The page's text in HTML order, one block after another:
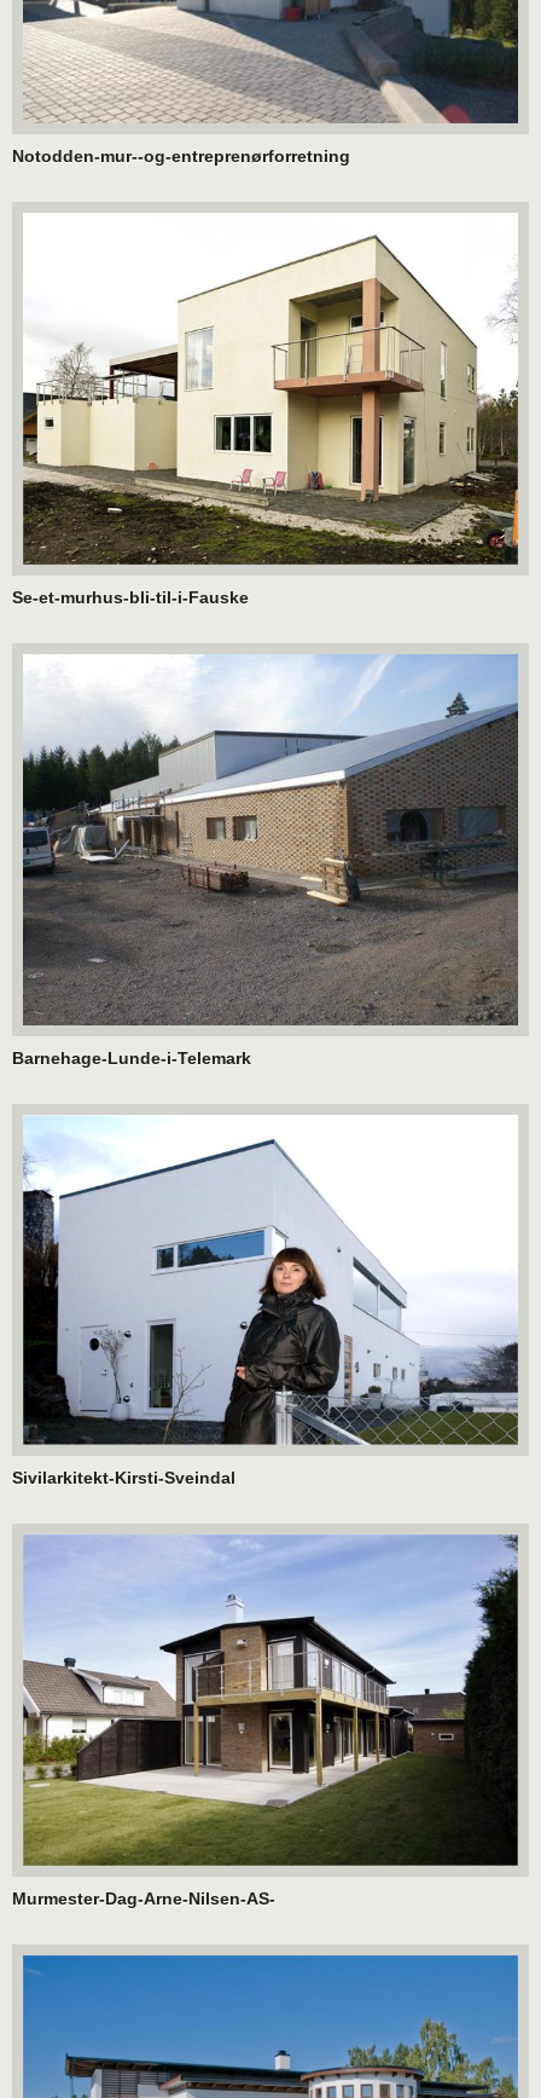
Notodden-mur--og-entreprenørforretning
Se-et-murhus-bli-til-i-Fauske
Barnehage-Lunde-i-Telemark
Sivilarkitekt-Kirsti-Sveindal
Murmester-Dag-Arne-Nilsen-AS-